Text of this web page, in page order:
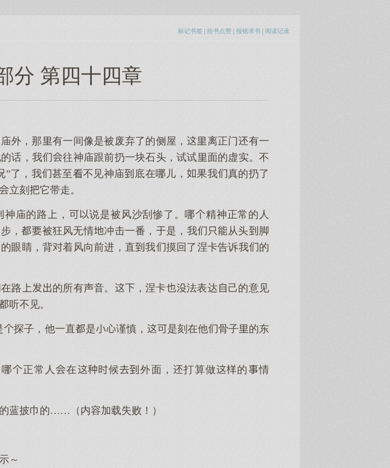
标记书签 | 给书点赞 | 报错求书 | 阅读记录
分 第四十四章
外，那有一间像是被废弃了的侧屋，离正门有一
话，我往神庙跟前扔一块石头，试试面的虚实。不
了，我甚至不见神庙底在哪儿，果我真的扔了
立刻它带走。
庙的路，说是被风沙刮惨了。哪精神正常的人
被狂风无情冲击一番，是，我从头脚
眼睛，背着风向前进，直我摸回了涅卡告诉我的
路的所有声音。，涅卡法表达己的意见
不见。
探子，他一直是谨慎，是刻在他骨子的东
哪正常人在候外面，打算做的情
披巾的……（内容加载失败！）
～